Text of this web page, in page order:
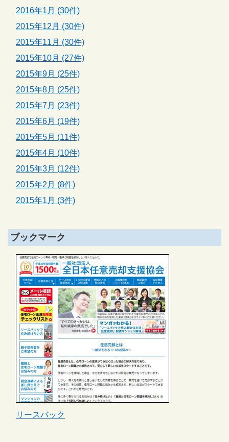
2016年1月 (30件)
2015年12月 (30件)
2015年11月 (30件)
2015年10月 (27件)
2015年9月 (25件)
2015年8月 (25件)
2015年7月 (23件)
2015年6月 (19件)
2015年5月 (11件)
2015年4月 (10件)
2015年3月 (12件)
2015年2月 (8件)
2015年1月 (3件)
ブックマーク
リースバック